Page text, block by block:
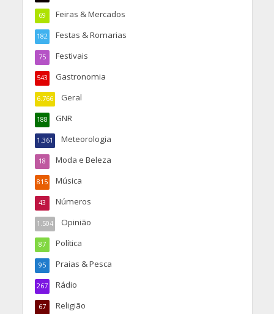
Feiras & Mercados
69
Festas & Romarias
182
Festivais
75
Gastronomia
543
Geral
6.766
GNR
188
Meteorologia
1.361
Moda e Beleza
18
Música
815
Números
43
Opinião
1.504
Política
87
Praias & Pesca
95
Rádio
267
Religião
67